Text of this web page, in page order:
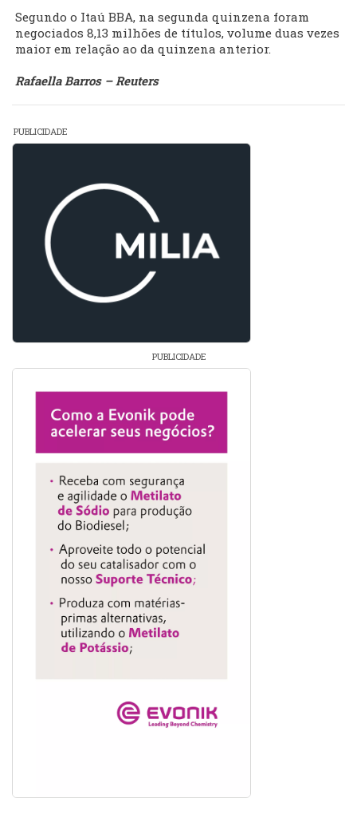
Segundo o Itaú BBA, na segunda quinzena foram
negociados 8,13 milhões de títulos, volume duas vezes
maior em relação ao da quinzena anterior.
Rafaella Barros – Reuters
PUBLICIDADE
PUBLICIDADE